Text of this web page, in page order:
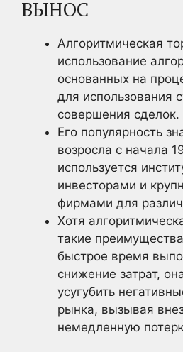
ВЫНОС
Алгоритмическая
использование
основанных на
для использования
совершения сделок.
Его популярность
возросла с начала
используется
инвесторами и
фирмами для
Хотя
такие
быстрое время
снижение затрат,
усугубить
рынка, вызывая
немедленную